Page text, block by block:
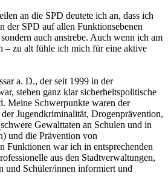
an die SPD deutete ich an, dass ich
der SPD auf allen Funktionsebenen
auch anstrebe. Auch wenn ich am
– zu alt fühle ich mich für eine aktive
a. D., der seit 1999 in der
stehen ganz klar sicherheitspolitische
Meine Schwerpunkte waren der
Jugendkriminalität, Drogenprävention,
Gewalttaten an Schulen und in
und die Prävention von
Funktionen war ich in entsprechenden
aus den Stadtverwaltungen,
und Schüler/innen informiert und